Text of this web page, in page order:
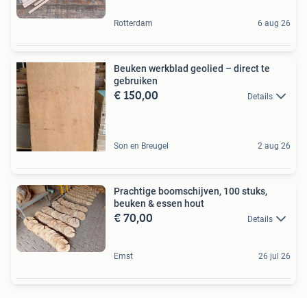
Rotterdam 6 aug 26
Beuken werkblad geolied – direct te
gebruiken
€ 150,00 Details
Son en Breugel 2 aug 26
Prachtige boomschijven, 100 stuks,
beuken & essen hout
€ 70,00 Details
Emst 26 jul 26